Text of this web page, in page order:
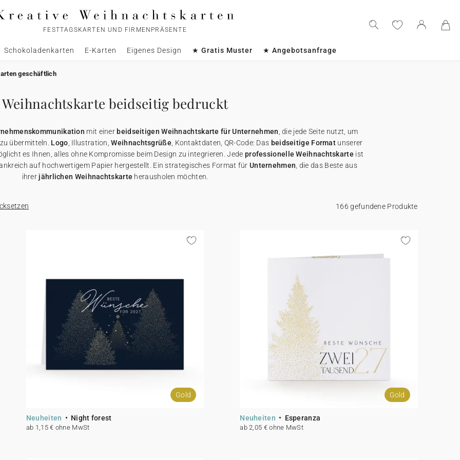
FESTTAGSKARTEN UND FIRMENPRÄSENTE
Schokoladenkarten E-Karten Eigenes Design ★ Gratis Muster ★ Angebotsanfrage
geschäftlich
Weihnachtskarte beidseitig bedruckt
mit einer beidseitigen Weihnachtskarte für Unternehmen , die jede Seite nutzt, um
übermitteln. Logo , Illustration,Weihnachtsgrüße , Kontaktdaten, QR-Code: Das beidseitige Format unserer
es Ihnen, alles ohne Kompromisse beim Design zu integrieren. Jede professionelle Weihnachtskarte ist
auf hochwertigem Papier hergestellt. Ein strategisches Format für Unternehmen , die das Beste aus
ihrer jährlichen Weihnachtskarte herausholen möchten.
166 gefundene Produkte
Gold
Neuheiten Night forest
ab 1,15 € ohne MwSt
Gold
Neuheiten Esperanza
ab 2,05 € ohne MwSt